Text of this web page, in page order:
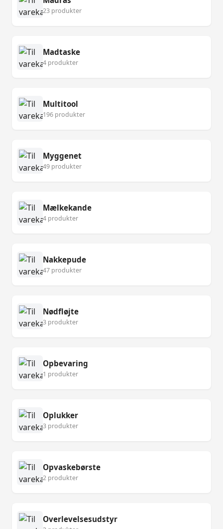
23 produkter
Madtaske
4 produkter
Multitool
196 produkter
Myggenet
49 produkter
Mælkekande
4 produkter
Nakkepude
47 produkter
Nødfløjte
3 produkter
Opbevaring
1 produkter
Oplukker
3 produkter
Opvaskebørste
2 produkter
Overlevelsesudstyr